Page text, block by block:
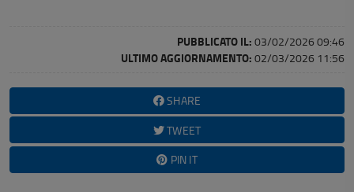
PUBBLICATO IL: 03/02/2026 09:46
ULTIMO AGGIORNAMENTO: 02/03/2026 11:56
SHARE
TWEET
PIN IT